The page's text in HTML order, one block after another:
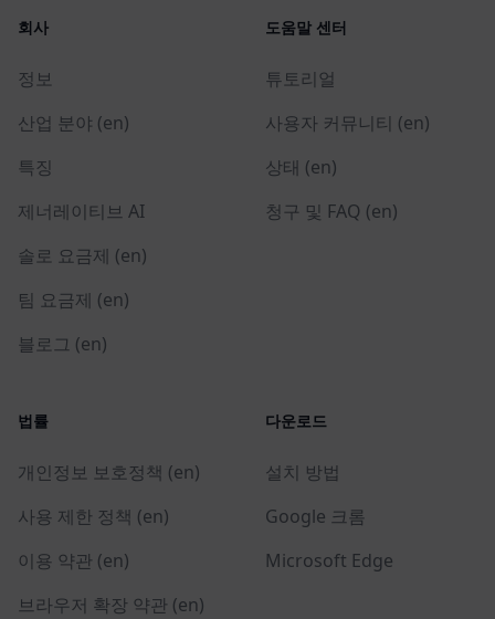
회사
정보
산업 분야 (en)
특징
제너레이티브 AI
솔로 요금제 (en)
팀 요금제 (en)
블로그 (en)
도움말 센터
튜토리얼
사용자 커뮤니티 (en)
상태 (en)
청구 및 FAQ (en)
법률
개인정보 보호정책 (en)
사용 제한 정책 (en)
이용 약관 (en)
브라우저 확장 약관 (en)
다운로드
설치 방법
Google 크롬
Microsoft Edge